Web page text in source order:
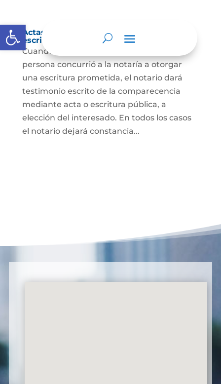
Abrir barra de herramientas
Actas de comparecencia para otorgar
escritura pública
Cuando se trate de comprobar que una
persona concurrió a la notaría a otorgar
una escritura prometida, el notario dará
testimonio escrito de la comparecencia
mediante acta o escritura pública, a
elección del interesado. En todos los casos
el notario dejará constancia...